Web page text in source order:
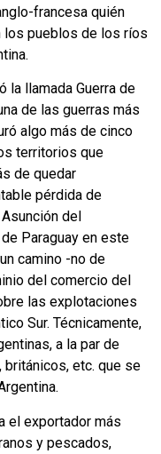
francesa quién
los pueblos de los ríos
la llamada Guerra de
de las guerras más
algo más de cinco
territorios que
de quedar
pérdida de
del
Paraguay en este
camino -no de
del comercio del
las explotaciones
Sur. Técnicamente,
a la par de
británicos, etc. que se
el exportador más
y pescados,